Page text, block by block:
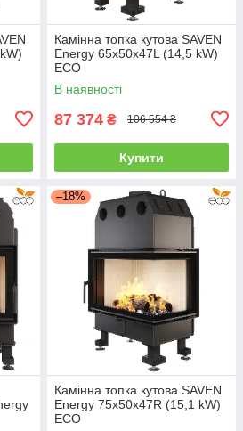
Камінна топка кутова SAVEN
Energy 65х50х47L (14,5 kW)
ECO
В наявності
87 374 ₴ 106 554 ₴
Купити
–18%
Камінна топка кутова SAVEN
Energy 75х50х47R (15,1 kW)
ECO